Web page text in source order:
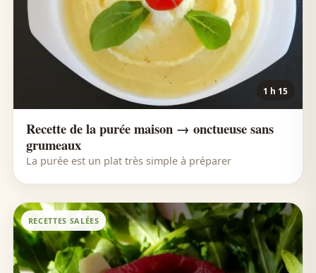
1 h 15
Recette de la purée maison → onctueuse sans
grumeaux
La purée est un plat très simple à préparer
RECETTES SALÉES